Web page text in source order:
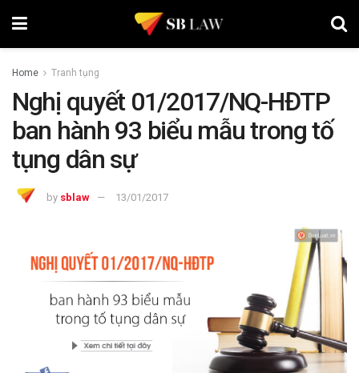
Home Tranh tụng
Nghị quyết 01/2017/NQ-HĐTP
ban hành 93 biểu mẫu trong tố
tụng dân sự
by sblaw 13/01/2017